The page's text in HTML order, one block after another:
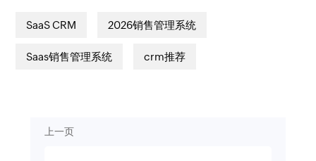
SaaS CRM 2026销售管理系统
Saas销售管理系统 crm推荐
上一页